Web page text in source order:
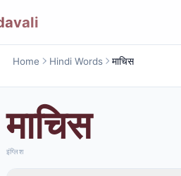
Home Hindi Words माचिस
माचिस
इंग्लिश